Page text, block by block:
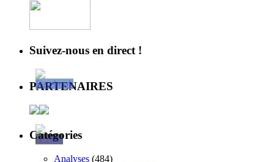
Suivez-nous en direct !
PARTENAIRES
Catégories
Analyses (484)